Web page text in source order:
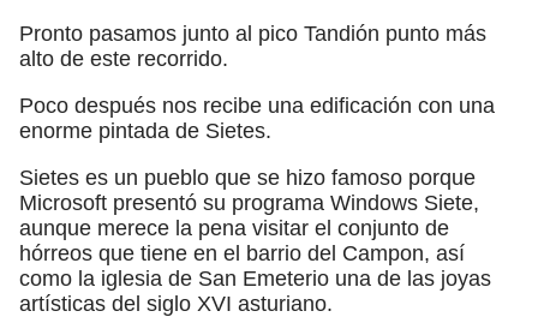
Pronto pasamos junto al pico Tandión punto más
alto de este recorrido.
Poco después nos recibe una edificación con una
enorme pintada de Sietes.
Sietes es un pueblo que se hizo famoso porque
Microsoft presentó su programa Windows Siete,
aunque merece la pena visitar el conjunto de
hórreos que tiene en el barrio del Campon, así
como la iglesia de San Emeterio una de las joyas
artísticas del siglo XVI asturiano.